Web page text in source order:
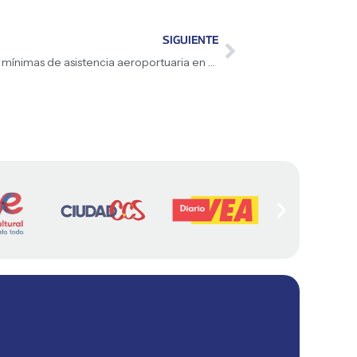
SIGUIENTE
Conviasa denuncia falta de condiciones mínimas de asistencia aeroportuaria en Jamaica